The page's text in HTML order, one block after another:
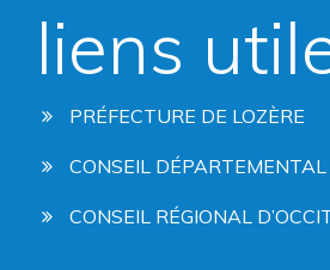
liens
PRÉFECTURE DE LOZÈRE
CONSEIL
CONSEIL RÉGIONAL